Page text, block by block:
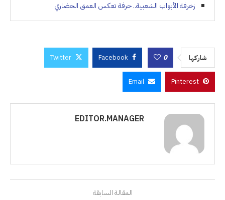
زخرفة الأبواب الشعبية.. حرفة تعكس العمق الحضاري
شاركها 0
Facebook
Twitter
Pinterest
Email
EDITOR.MANAGER
المقالة السابقة